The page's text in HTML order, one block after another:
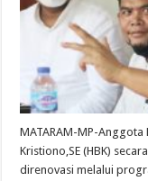
MATARAM-MP-Anggota
Kristiono,SE (HBK)
direnovasi melalui